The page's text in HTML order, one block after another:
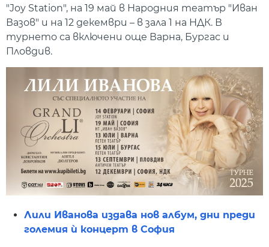
"Joy Station", на 19 май в Народния театър "Иван
Вазов" и на 12 декември – в зала 1 на НДК. В
турнето са включени още Варна, Бургас и
Пловдив.
Лили Иванова издава нов албум, дни преди
големия ѝ концерт в София